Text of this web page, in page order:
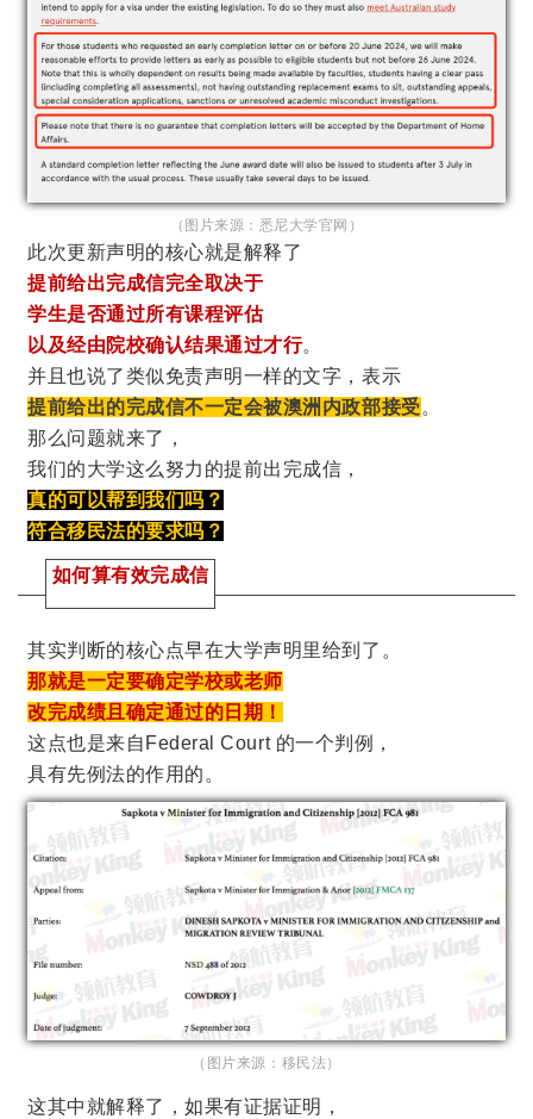
（图片来源：悉尼大学官网）
此次更新声明的核心就是解释了
提前给出完成信完全取决于
学生是否通过所有课程评估
以及经由院校确认结果通过才行。
并且也说了类似免责声明一样的文字，表示
提前给出的完成信不一定会被澳洲内政部接受。
那么问题就来了，
我们的大学这么努力的提前出完成信，
真的可以帮到我们吗？
符合移民法的要求吗？
如何算有效完成信
其实判断的核心点早在大学声明里给到了。
那就是一定要确定学校或老师
改完成绩且确定通过的日期！
这点也是来自Federal Court 的一个判例，
具有先例法的作用的。
（图片来源：移民法）
这其中就解释了，如果有证据证明，